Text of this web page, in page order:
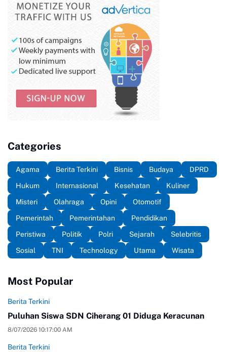
Categories
Agama Berita Terkini Bisnis Budaya
DPRD
Hukum
Internasional Kesehatan
Kuliner
Misteri
Olahraga Opini
Otomotif
Pemerintah
Pemerintahan
Pendidikan
Peristiwa
Politik Polri Sejarah
Selebritis
Sosial
TNI Technology Utama Wisata
Most Popular
Berita Terkini
Puluhan Siswa SDN Ciherang 01 Diduga Keracunan
8/07/2026 10:17:00 AM
Berita Terkini